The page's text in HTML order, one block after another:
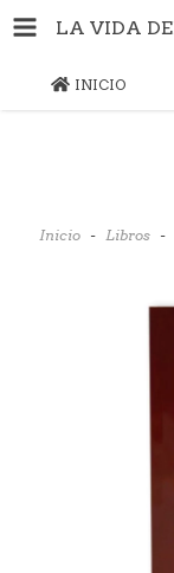
INICIO
Inicio - Libros -